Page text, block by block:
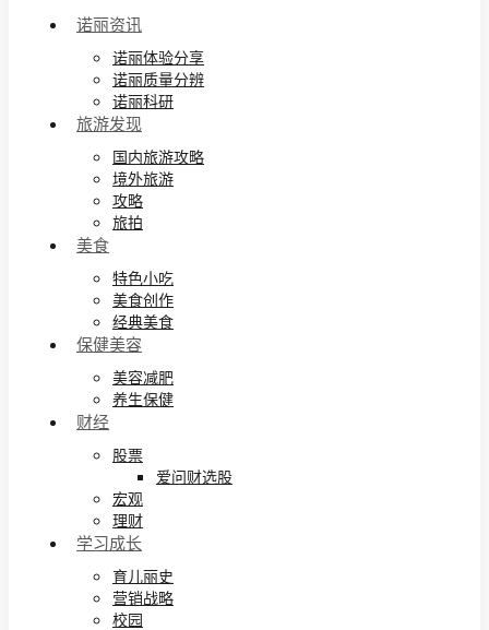
诺丽资讯
诺丽体验分享
诺丽质量分辨
诺丽科研
旅游发现
国内旅游攻略
境外旅游
攻略
旅拍
美食
特色小吃
美食创作
经典美食
保健美容
美容减肥
养生保健
财经
股票
爱问财选股
宏观
理财
学习成长
育儿丽史
营销战略
校园